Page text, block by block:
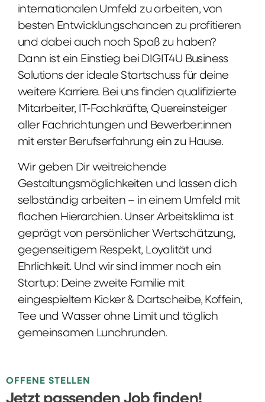
internationalen Umfeld zu arbeiten, von
besten Entwicklungschancen zu profitieren
und dabei auch noch Spaß zu haben?
Dann ist ein Einstieg bei DIGIT4U Business
Solutions der ideale Startschuss für deine
weitere Karriere. Bei uns finden qualifizierte
Mitarbeiter, IT-Fachkräfte, Quereinsteiger
aller Fachrichtungen und Bewerber:innen
mit erster Berufserfahrung ein zu Hause.
Wir geben Dir weitreichende
Gestaltungsmöglichkeiten und lassen dich
selbständig arbeiten – in einem Umfeld mit
flachen Hierarchien. Unser Arbeitsklima ist
geprägt von persönlicher Wertschätzung,
gegenseitigem Respekt, Loyalität und
Ehrlichkeit. Und wir sind immer noch ein
Startup: Deine zweite Familie mit
eingespieltem Kicker & Dartscheibe, Koffein,
Tee und Wasser ohne Limit und täglich
gemeinsamen Lunchrunden.
OFFENE STELLEN